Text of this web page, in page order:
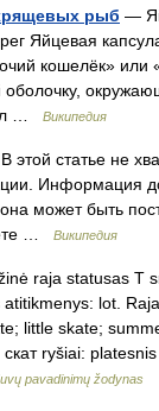
рыб —
Яйцевая
кошелёк» или
оболочку,
…
Википедия
этой статье не
Информация
может быть
…
Википедия
raja statusas T
lot.
little skate;
ryšiai:
pavadinimų žodynas